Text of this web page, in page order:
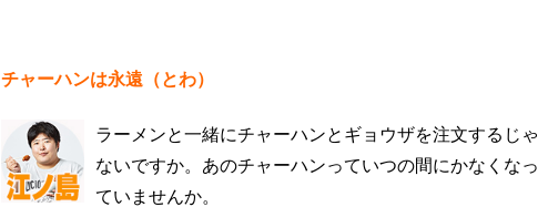
チャーハンは永遠（とわ）
ラーメンと一緒にチャーハンとギョウザを注文するじゃ
ないですか。あのチャーハンっていつの間にかなくなっ
ていませんか。